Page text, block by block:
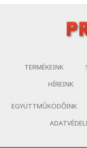
TERMÉKEINK
HÍREINK
EGYÜTTMŰKÖDŐINK